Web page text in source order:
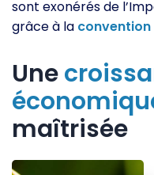
sont exonérés de
grâce à la convention
Une
maîtrisée